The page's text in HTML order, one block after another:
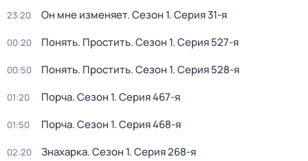
23:20 Oн мнe изменяет. Сезон 1. Серия 31-я
00:20 Понять. Простить. Сезон 1. Серия 527-я
00:50 Понять. Простить. Сезон 1. Серия 528-я
01:20 Порча. Сезон 1. Серия 467-я
01:50 Порча. Сезон 1. Серия 468-я
02:20 Знaхaрка. Сезон 1. Серия 268-я